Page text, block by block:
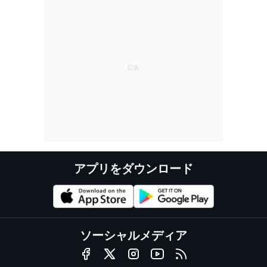
アプリをダウンロード
ソーシャルメディア